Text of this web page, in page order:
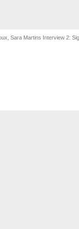
Sara Martins Interview 2: